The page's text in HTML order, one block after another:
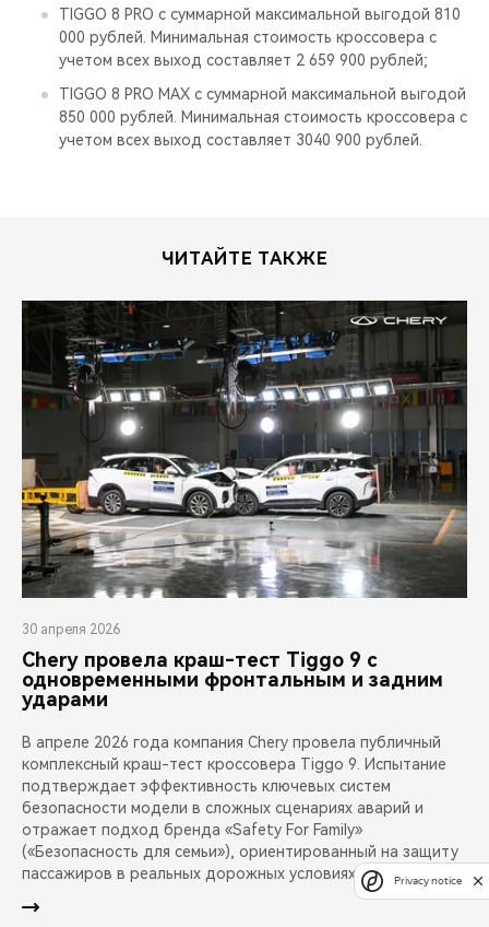
TIGGO 8 PRO с суммарной максимальной выгодой 810
000 рублей. Минимальная стоимость кроссовера с
учетом всех выход составляет 2 659 900 рублей;
TIGGO 8 PRO MAX с суммарной максимальной выгодой
850 000 рублей. Минимальная стоимость кроссовера с
учетом всех выход составляет 3040 900 рублей.
ЧИТАЙТЕ ТАКЖЕ
30 апреля 2026
Chery провела краш-тест Tiggo 9 с
одновременными фронтальным и задним
ударами
В апреле 2026 года компания Chery провела публичный
комплексный краш-тест кроссовера Tiggo 9. Испытание
подтверждает эффективность ключевых систем
безопасности модели в сложных сценариях аварий и
отражает подход бренда «Safety For Family»
(«Безопасность для семьи»), ориентированный на защиту
пассажиров в реальных дорожных условиях.
Privacy notice